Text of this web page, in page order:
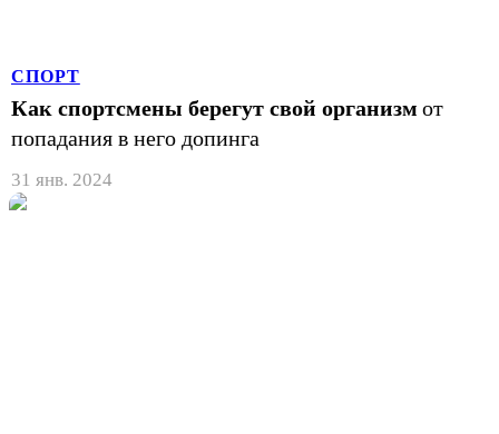
СПОРТ
Как спортсмены берегут свой организм от
попадания в него допинга
31 янв. 2024